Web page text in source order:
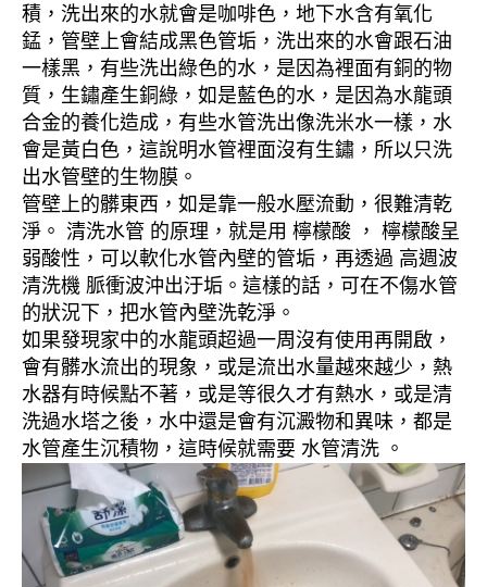
積，洗出來的水就會是咖啡色，地下水含有氧化
錳，管壁上會結成黑色管垢，洗出來的水會跟石油
一樣黑，有些洗出綠色的水，是因為裡面有銅的物
質，生鏽產生銅綠，如是藍色的水，是因為水龍頭
合金的養化造成，有些水管洗出像洗米水一樣，水
會是黃白色，這說明水管裡面沒有生鏽，所以只洗
出水管壁的生物膜。
管壁上的髒東西，如是靠一般水壓流動，很難清乾
淨。 清洗水管 的原理，就是用 檸檬酸 ， 檸檬酸呈
弱酸性，可以軟化水管內壁的管垢，再透過 高週波
清洗機 脈衝波沖出汙垢。這樣的話，可在不傷水管
的狀況下，把水管內壁洗乾淨。
如果發現家中的水龍頭超過一周沒有使用再開啟，
會有髒水流出的現象，或是流出水量越來越少，熱
水器有時候點不著，或是等很久才有熱水，或是清
洗過水塔之後，水中還是會有沉澱物和異味，都是
水管產生沉積物，這時候就需要 水管清洗 。